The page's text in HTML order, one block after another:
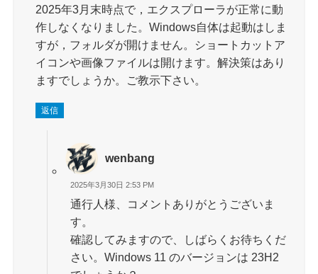
2025年3月末時点で，エクスプローラが正常に動
作しなくなりました。Windows自体は起動はしま
すが，フォルダが開けません。ショートカットア
イコンや画像ファイルは開けます。解決策はあり
ますでしょうか。ご教示下さい。
返信
wenbang
2025年3月30日 2:53 PM
通行人様、コメントありがとうございま
す。
確認してみますので、しばらくお待ちくだ
さい。Windows 11 のバージョンは 23H2